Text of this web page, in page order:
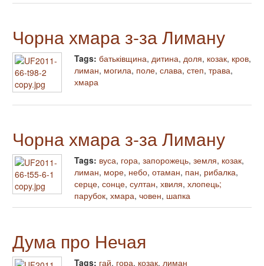
Чорна хмара з-за Лиману
Tags: батьківщина, дитина, доля, козак, кров,
лиман, могила, поле, слава, степ, трава,
хмара
Чорна хмара з-за Лиману
Tags: вуса, гора, запорожець, земля, козак,
лиман, море, небо, отаман, пан, рибалка,
серце, сонце, султан, хвиля, хлопець;
парубок, хмара, човен, шапка
Дума про Нечая
Tags: гай, гора, козак, лиман